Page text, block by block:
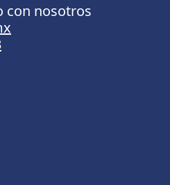
con nosotros